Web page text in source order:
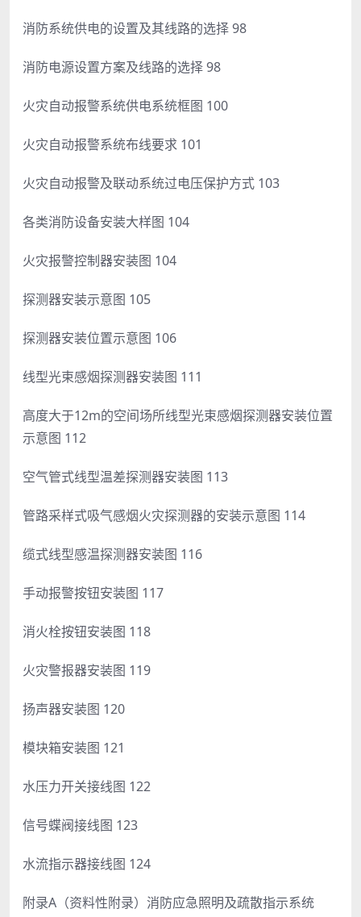
消防系统供电的设置及其线路的选择 98
消防电源设置方案及线路的选择 98
火灾自动报警系统供电系统框图 100
火灾自动报警系统布线要求 101
火灾自动报警及联动系统过电压保护方式 103
各类消防设备安装大样图 104
火灾报警控制器安装图 104
探测器安装示意图 105
探测器安装位置示意图 106
线型光束感烟探测器安装图 111
高度大于12m的空间场所线型光束感烟探测器安装位置
示意图 112
空气管式线型温差探测器安装图 113
管路采样式吸气感烟火灾探测器的安装示意图 114
缆式线型感温探测器安装图 116
手动报警按钮安装图 117
消火栓按钮安装图 118
火灾警报器安装图 119
扬声器安装图 120
模块箱安装图 121
水压力开关接线图 122
信号蝶阀接线图 123
水流指示器接线图 124
附录A（资料性附录）消防应急照明及疏散指示系统